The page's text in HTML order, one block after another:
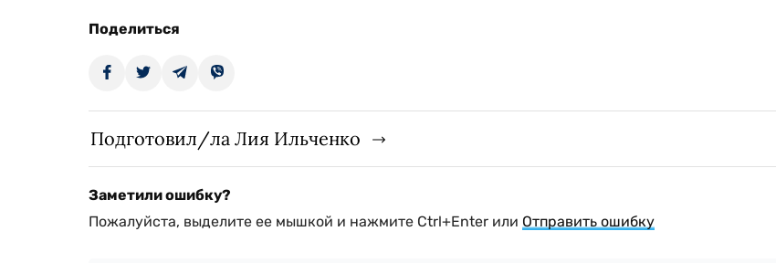
Поделиться
Подготовил/ла Лия Ильченко
Заметили ошибку?
Пожалуйста, выделите ее мышкой и нажмите Ctrl+Enter или Отправить ошибку